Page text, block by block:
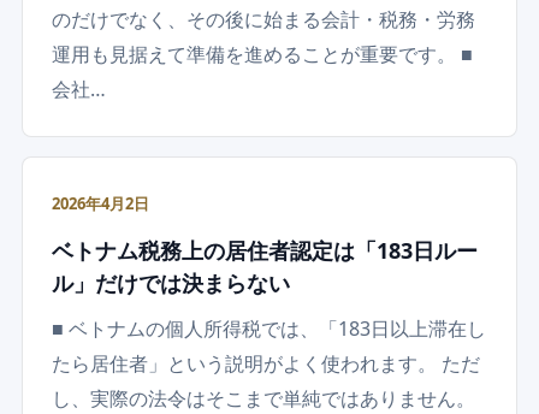
のだけでなく、その後に始まる会計・税務・労務
運用も見据えて準備を進めることが重要です。 ■
会社…
2026年4月2日
ベトナム税務上の居住者認定は「183日ルー
ル」だけでは決まらない
■ ベトナムの個人所得税では、「183日以上滞在し
たら居住者」という説明がよく使われます。 ただ
し、実際の法令はそこまで単純ではありません。